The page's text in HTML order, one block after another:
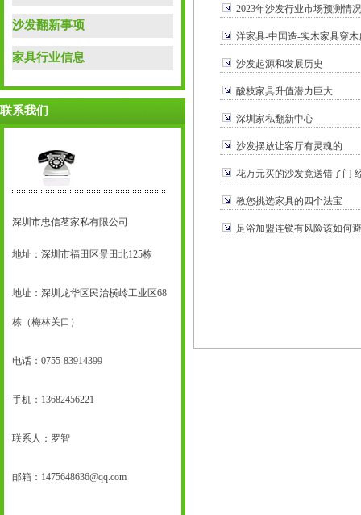
沙发翻新事项
家具行业信息
联系我们
深圳市忠信茗家私有限公司
地址：深圳市福田区景田北125栋
地址：深圳龙华区民治横岭工业区68
栋（梅林关口）
电话：0755-83914399
手机： 13682456221
联系人：罗智
邮箱： 1475648636@qq.com
2023年沙发行业市场预测情况
洋家具-中国造-实木家具穿木
沙发起源和发展历史
酸枝家具升值潜力巨大
深圳家私翻新中心
沙发摆放让客厅有灵魂的
花万元买的沙发竟送错了门
教您挑选家具的四个法宝
足浴加盟连锁有风险该如何